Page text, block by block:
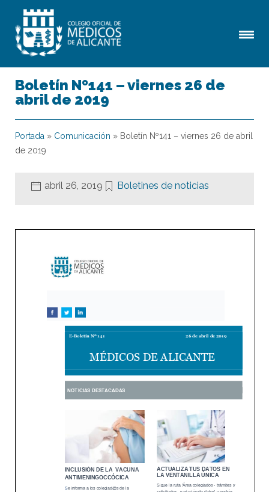
Boletín Nº141 – viernes 26 de
abril de 2019
Portada » Comunicación » Boletín Nº141 – viernes 26 de abril
de 2019
abril 26, 2019 Boletines de noticias